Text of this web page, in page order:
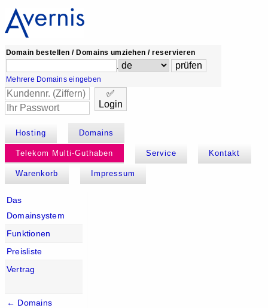
Domain bestellen / Domains umziehen / reservieren
.
Mehrere Domains eingeben
✅
Login
Hosting Domains
Telekom Multi-Guthaben Service Kontakt
Warenkorb Impressum
Das
Domainsystem
Funktionen
Preisliste
Vertrag
← Domains